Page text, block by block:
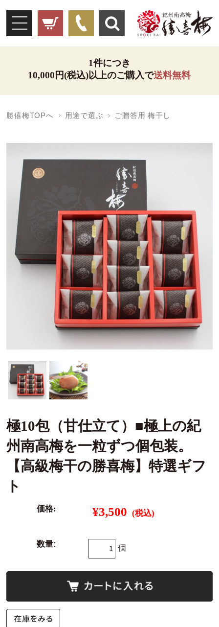
1件につき
10,000円(税込)以上のご購入で送料無料
勝僖梅TOPへ 用途で選ぶ ご贈答用 梅干し
極10包（甘仕立て）■極上の紀
州南高梅を一粒ずつ個包装。
【高級梅干の勝喜梅】特選ギフ
ト
価格: ¥3,500 (税込)
数量: 個